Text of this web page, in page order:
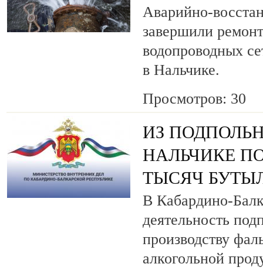
Аварийно-
завершили
водопроводных
в Нальчике.
Просмотров: 30
ИЗ
НАЛЬЧИКЕ
ТЫСЯЧ
В Кабардино-
деятельность
производству
алкогольной